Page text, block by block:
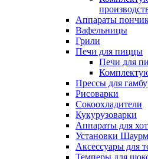
Аппараты
Вафельницы
Грили
Печи для пиццы
Печи для
Прессы для
Рисоварки
Сокоохладители
Кукурузоварки
Аппараты для
Установки
Аксессуары для
Темперы для